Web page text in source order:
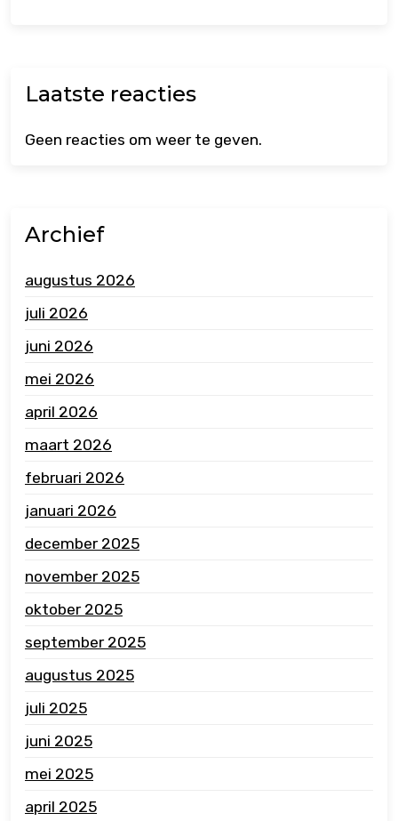
Laatste reacties
Geen reacties om weer te geven.
Archief
augustus 2026
juli 2026
juni 2026
mei 2026
april 2026
maart 2026
februari 2026
januari 2026
december 2025
november 2025
oktober 2025
september 2025
augustus 2025
juli 2025
juni 2025
mei 2025
april 2025